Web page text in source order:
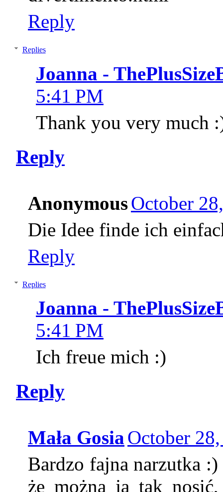
Reply
Replies
Joanna -
5:41 PM
Thank you very much
Reply
AnonymousOctober
Die Idee finde ich
Reply
Replies
Joanna -
5:41 PM
Ich freue mich :)
Reply
Mała GosiaOctober
Bardzo fajna narzutka
że można ją tak